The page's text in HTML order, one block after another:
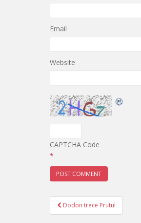
Email
Website
CAPTCHA Code
*
PostDodon trece Prutul